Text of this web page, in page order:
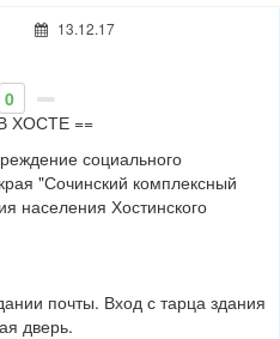
13.12.17
0
ХОСТЕ ==
социального
"Сочинский комплексный
населения Хостинского
почты. Вход с тарца здания
дверь.